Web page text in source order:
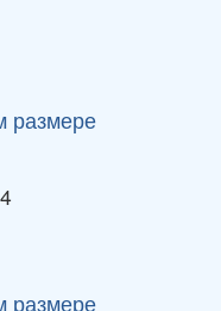
размере
размере